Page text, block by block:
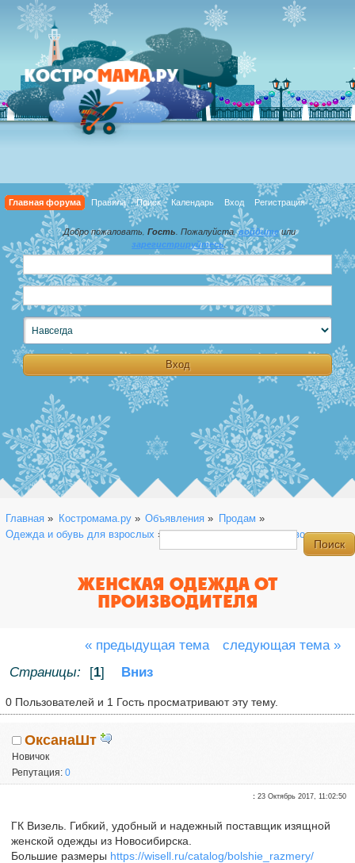
Главная форума Правила Поиск Календарь Вход Регистрация
Добро пожаловать, Гость . Пожалуйста,войдитеили
зарегистрируйтесь.
Главная » Костромама.ру» Объявления » Продам »
Одежда и обувь для взрослых » Женская одежда от производителя
ЖЕНСКАЯ ОДЕЖДА ОТ
ПРОИЗВОДИТЕЛЯ
« предыдущая тема
следующая тема »
Страницы:
[1] Вниз
0 Пользователей и 1 Гость просматривают эту тему.
ОксанаШт
Новичок
Репутация:0
:23 Октябрь 2017, 11:02:50
ГК Визель. Гибкий, удобный и надежный поставщик изящной
женской одежды из Новосибирска.
Большие размеры https://wisell.ru/catalog/bolshie_razmery/